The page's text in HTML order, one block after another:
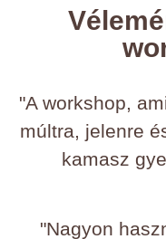
"A workshop,
múltra, jelenre
kamasz
"Nagyon